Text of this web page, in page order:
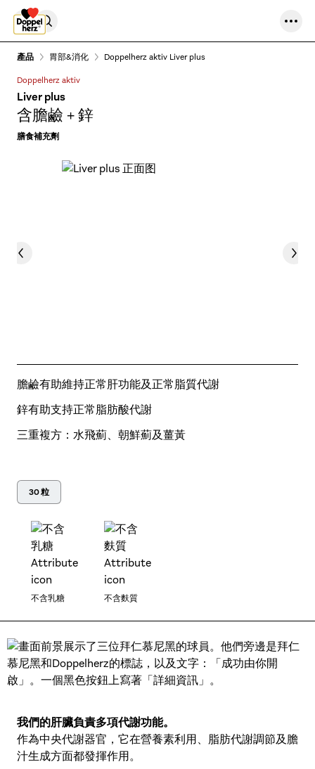
Skip to content
產品 胃部&消化 Doppelherz aktiv Liver plus
Doppelherz aktiv
Liver plus
含膽鹼 + 鋅
膳食補充劑
膽鹼有助維持正常肝功能及正常脂質代謝
鋅有助支持正常脂肪酸代謝
三重複方：水飛薊、朝鮮薊及薑黃
30 粒
不含乳糖 不含麩質
我們的肝臟負責多項代謝功能。
作為中央代謝器官，它在營養素利用、脂肪代謝調節及膽
汁生成方面都發揮作用。